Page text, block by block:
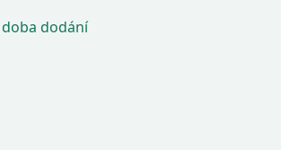
dodání